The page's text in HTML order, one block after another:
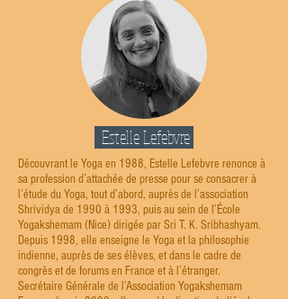
Estelle Lefebvre
Découvrant le Yoga en 1988, Estelle Lefebvre renonce à
sa profession d’attachée de presse pour se consacrer à
l’étude du Yoga, tout d’abord, auprès de l’association
Shrividya de 1990 à 1993, puis au sein de l’École
Yogakshemam (Nice) dirigée par Sri T. K. Sribhashyam.
Depuis 1998, elle enseigne le Yoga et la philosophie
indienne, auprès de ses élèves, et dans le cadre de
congrès et de forums en France et à l’étranger.
Secrétaire Générale de l’Association Yogakshemam